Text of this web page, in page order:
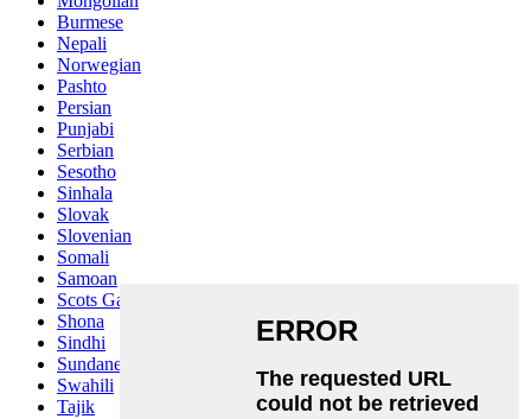
Burmese
Nepali
Norwegian
Pashto
Persian
Punjabi
Serbian
Sesotho
Sinhala
Slovak
Slovenian
Somali
Samoan
Scots Gaelic
Shona
Sindhi
Sundanese
Swahili
Tajik